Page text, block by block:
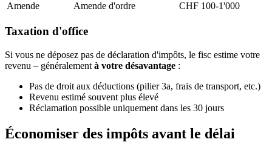
Amende
Amende d'ordre CHF 100-1'000
Taxation d'office
Si vous ne déposez pas de déclaration d'impôts, le fisc estime votre
revenu – généralement à votre désavantage :
Pas de droit aux déductions (pilier 3a, frais de transport, etc.)
Revenu estimé souvent plus élevé
Réclamation possible uniquement dans les 30 jours
Économiser des impôts avant le délai